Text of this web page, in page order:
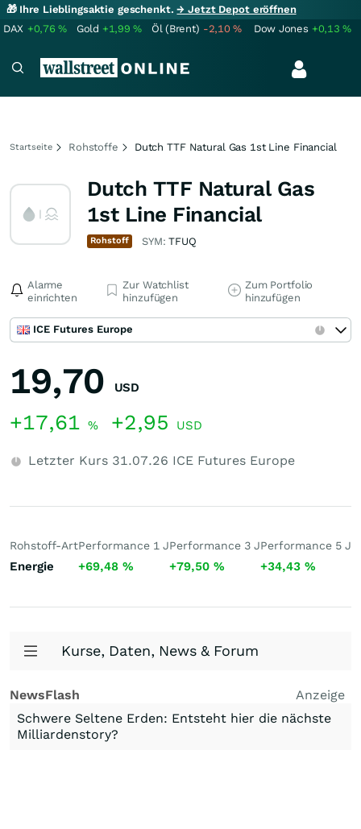
🎁 Ihre Lieblingsaktie geschenkt.→ Jetzt Depot eröffnen
DAX +0,76% Gold +1,99% Öl (Brent) -2,10% Dow Jones +0,13%
Startseite Rohstoffe Dutch TTF Natural Gas 1st Line Financial
Dutch TTF Natural Gas
1st Line Financial
Rohstoff SYM:TFUQ
Alarme
einrichten
Zur Watchlist
hinzufügen
Zum Portfolio
hinzufügen
ICE Futures Europe
19,70 USD
+17,61 % +2,95 USD
Letzter Kurs 31.07.26 ICE Futures Europe
Rohstoff-Art
Energie
Performance 1 J
+69,48 %
Performance 3 J
+79,50 %
Performance 5 J
+34,43 %
Kurse, Daten, News & Forum
NewsFlash
Anzeige
Schwere Seltene Erden: Entsteht hier die nächste
Milliardenstory?